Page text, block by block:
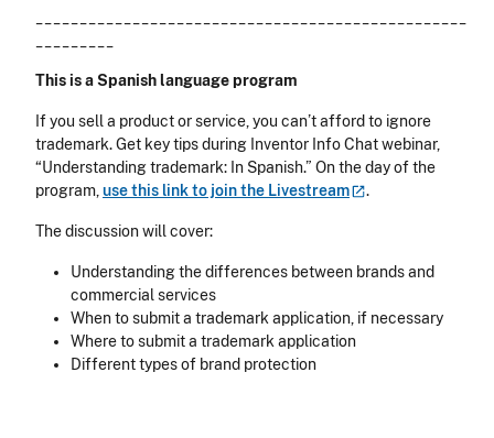
This is a Spanish language program
If you sell a product or service, you can’t afford to ignore
trademark. Get key tips during Inventor Info Chat webinar,
“Understanding trademark: In Spanish.” On the day of the
program,use this link to join the Livestream .
The discussion will cover:
Understanding the differences between brands and
commercial services
When to submit a trademark application, if necessary
Where to submit a trademark application
Different types of brand protection